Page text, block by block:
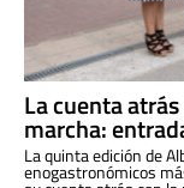
La cuenta
marcha:
La quinta edición de
enogastronómicos